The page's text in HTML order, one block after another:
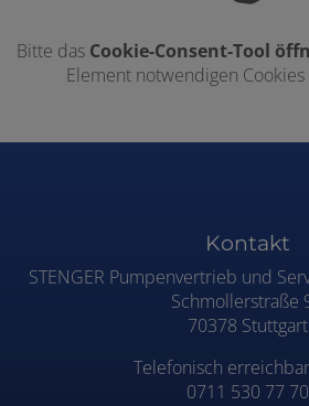
Bitte das Cookie-Consent-Tool
Element notwendigen
Kontakt
STENGER Pumpenvertrieb und
Schmollerstraße
70378 Stuttgart
Telefonisch
0711 530 77 70